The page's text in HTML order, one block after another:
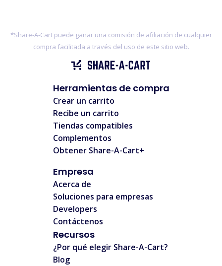
Coupang
Journeys
TOMS
Clothing
MSC
Rosie
ASOS
G2A
BERSHKA
*Share-A-Cart puede ganar una comisión de afiliación de cualquier
compra facilitada a través del uso de este sitio web.
Herramientas de compra
Crear un carrito
Recibe un carrito
Tiendas compatibles
Complementos
Obtener Share-A-Cart+
Empresa
Acerca de
Soluciones para empresas
Developers
Contáctenos
Recursos
¿Por qué elegir Share-A-Cart?
Blog